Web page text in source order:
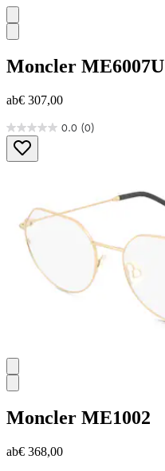
Moncler ME6007U
ab€ 307,00
0.0 (0)
0.0
von
5
Moncler ME1002
ab€ 368,00